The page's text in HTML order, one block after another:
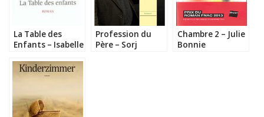
La Table des
Enfants – Isabelle
Profession du
Père – Sorj
Chambre 2 – Julie
Bonnie